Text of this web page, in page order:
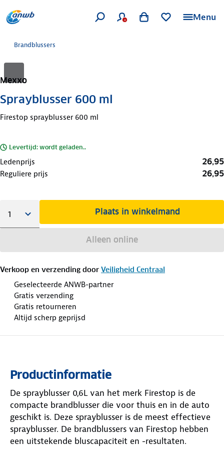
Menu
Brandblussers
Mexxo
Sprayblusser 600 ml
Firestop sprayblusser 600 ml
Levertijd: wordt geladen..
Ledenprijs 26,95
Reguliere prijs 26,95
Plaats in winkelmand
Alleen online
Verkoop en verzending door Veiligheid Centraal
Geselecteerde ANWB-partner
Gratis verzending
Gratis retourneren
Altijd scherp geprijsd
Productinformatie
De sprayblusser 0,6L van het merk Firestop is de
compacte brandblusser die voor thuis en in de auto
geschikt is. Deze sprayblusser is de meest effectieve
sprayblusser. De brandblussers van Firestop hebben
een uitstekende bluscapaciteit en -resultaten.